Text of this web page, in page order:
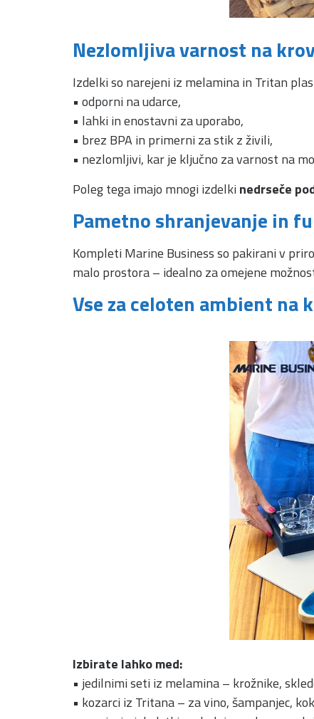
Nezlomljiva varnost na
Izdelki so narejeni iz melamina in Tritan
• odporni na udarce,
• lahki in enostavni za uporabo,
• brez BPA in primerni za stik z živili,
• nezlomljivi, kar je ključno za varnost na
Poleg tega imajo mnogi izdelki nedrseče
Pametno shranjevanje in
Kompleti Marine Business so pakirani v
malo prostora – idealno za omejene
Vse za celoten ambient na
Izbirate lahko med:
• jedilnimi seti iz melamina – krožnike,
• kozarci iz Tritana – za vino, šampanjec,